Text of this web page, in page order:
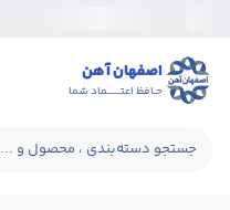
اصفهان آهن
حـافظ اعتــــــماد شما
جستجو دسته‌بندی ، محصول و ...